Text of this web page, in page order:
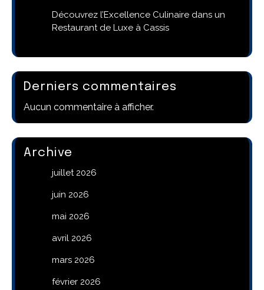
Découvrez l’Excellence Culinaire dans un
Restaurant de Luxe à Cassis
Derniers commentaires
Aucun commentaire à afficher.
Archive
juillet 2026
juin 2026
mai 2026
avril 2026
mars 2026
février 2026